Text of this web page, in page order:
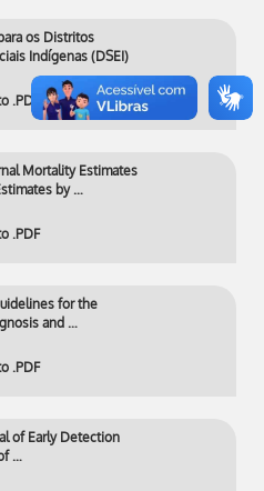
os Distritos
Indígenas (DSEI)
.PDF
Mortality Estimates
by …
.PDF
for the
and …
.PDF
of Early Detection
…